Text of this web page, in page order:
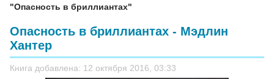
"Опасность в бриллиантах"
Опасность в бриллиантах - Мэдлин
Хантер
Книга добавлена: 12 октября 2016, 03:33